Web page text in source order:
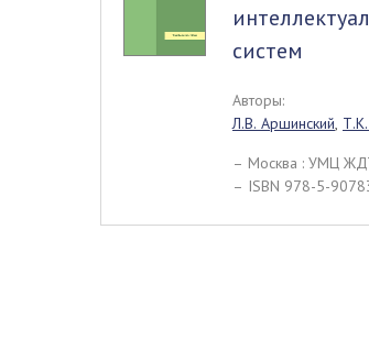
систем
Авторы:
Л.В. Аршинский,
– Москва : УМЦ
– ISBN 978-5-